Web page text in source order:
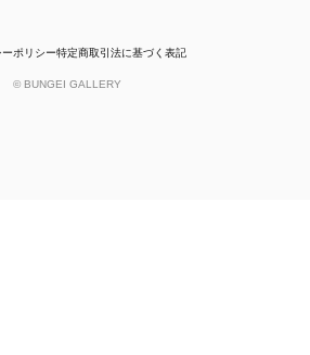
ポリシー特定商取引法に基づく表記
© BUNGEI GALLERY